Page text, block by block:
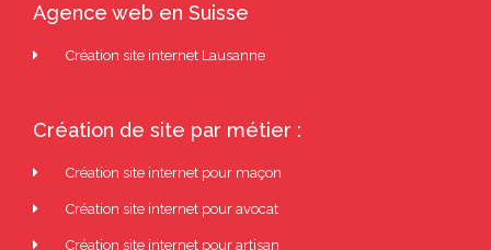
Agence web en Suisse
Création site internet Lausanne
Création de site par métier :
Création site internet pour maçon
Création site internet pour avocat
Création site internet pour artisan